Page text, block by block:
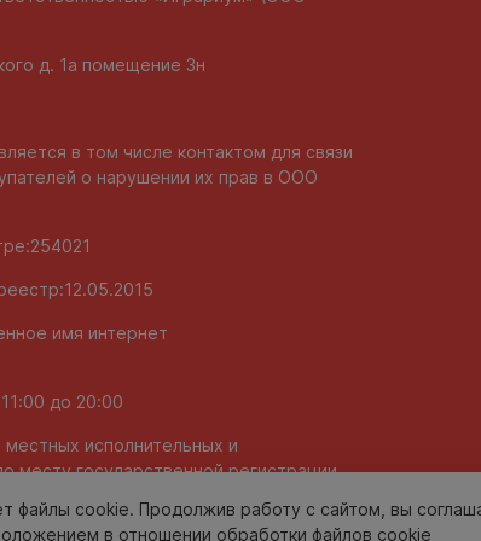
д. 1а помещение 3н
в том числе контактом для связи
о нарушении их прав в ООО
имя интернет
до 20:00
исполнительных и
месту государственной регистрации
рассматривать обращения
файлы cookie. Продолжив работу с сайтом, вы
в отношении обработки файлов cookie